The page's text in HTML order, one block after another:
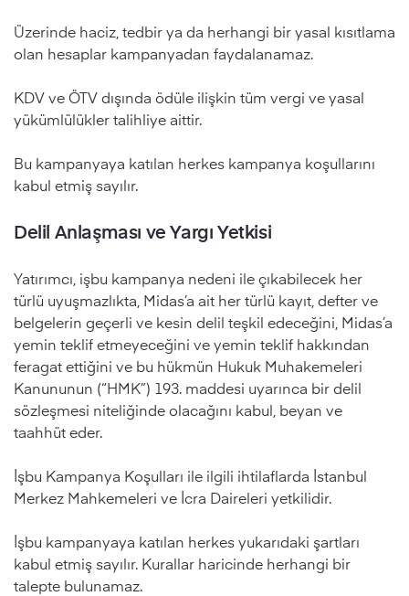
Üzerinde haciz, tedbir ya da herhangi bir yasal kısıtlama
olan hesaplar kampanyadan faydalanamaz.
KDV ve ÖTV dışında ödüle ilişkin tüm vergi ve yasal
yükümlülükler talihliye aittir.
Bu kampanyaya katılan herkes kampanya koşullarını
kabul etmiş sayılır.
Delil Anlaşması ve Yargı Yetkisi
Yatırımcı, işbu kampanya nedeni ile çıkabilecek her
türlü uyuşmazlıkta, Midas’a ait her türlü kayıt, defter ve
belgelerin geçerli ve kesin delil teşkil edeceğini, Midas’a
yemin teklif etmeyeceğini ve yemin teklif hakkından
feragat ettiğini ve bu hükmün Hukuk Muhakemeleri
Kanununun (“HMK”) 193. maddesi uyarınca bir delil
sözleşmesi niteliğinde olacağını kabul, beyan ve
taahhüt eder.
İşbu Kampanya Koşulları ile ilgili ihtilaflarda İstanbul
Merkez Mahkemeleri ve İcra Daireleri yetkilidir.
İşbu kampanyaya katılan herkes yukarıdaki şartları
kabul etmiş sayılır. Kurallar haricinde herhangi bir
talepte bulunamaz.